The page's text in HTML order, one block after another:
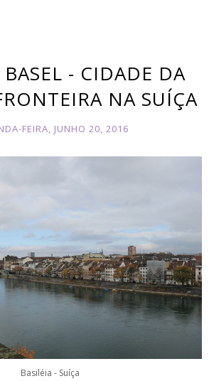
- CIDADE DA
NA SUÍÇA
FEIRA, JUNHO 20, 2016
Basiléia - Suíça